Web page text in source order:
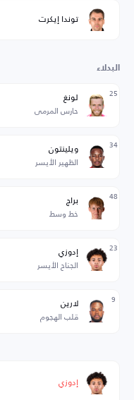
توندا إيكرت
البدلاء
25 لونغ
حارس المرمى
34 ويلينتون
الظهير الأيسر
48 براج
خط وسط
23 إدوزي
الجناح الأيسر
9 لارين
قلب الهجوم
إدوزي